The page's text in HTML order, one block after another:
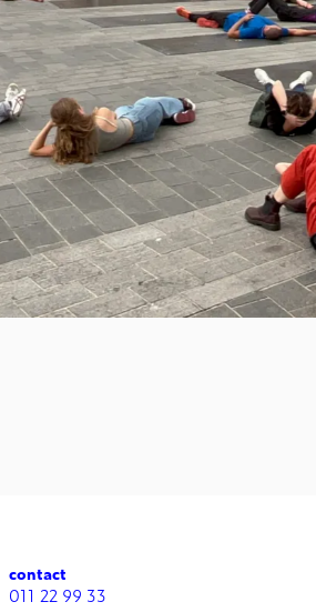
contact
011 22 99 33